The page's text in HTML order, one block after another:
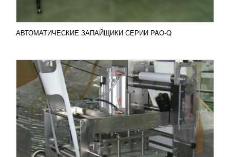
АВТОМАТИЧЕСКИЕ ЗАПАЙЩИКИ СЕРИИ PAO-Q
ОБОРУДОВАНИЕ ДЛЯ РАЗЛИВА В
БУТЫЛКИ PACK LINE
УЗНАТЬ ЦЕНУ
Машины для разлива в бутылки PACK LINE